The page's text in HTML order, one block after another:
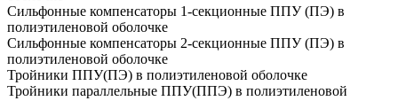
Сильфонные компенсаторы 1-секционные ППУ (ПЭ) в
полиэтиленовой оболочке
Сильфонные компенсаторы 2-секционные ППУ (ПЭ) в
полиэтиленовой оболочке
Тройники ППУ(ПЭ) в полиэтиленовой оболочке
Тройники параллельные ППУ(ППЭ) в полиэтиленовой